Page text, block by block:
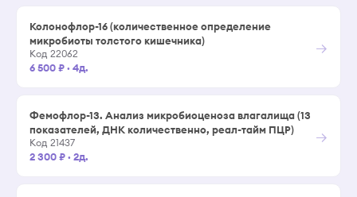
Колонофлор-16 (количественное определение
микробиоты толстого кишечника)
Код 22062
6 500 ₽· 4д.
→
Фемофлор-13. Анализ микробиоценоза влагалища (13
показателей, ДНК количественно, реал-тайм ПЦР)
Код 21437
2 300 ₽· 2д.
→